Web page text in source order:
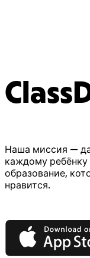
Наша миссия —
каждому ребёнку
образование,
нравится.
App Store